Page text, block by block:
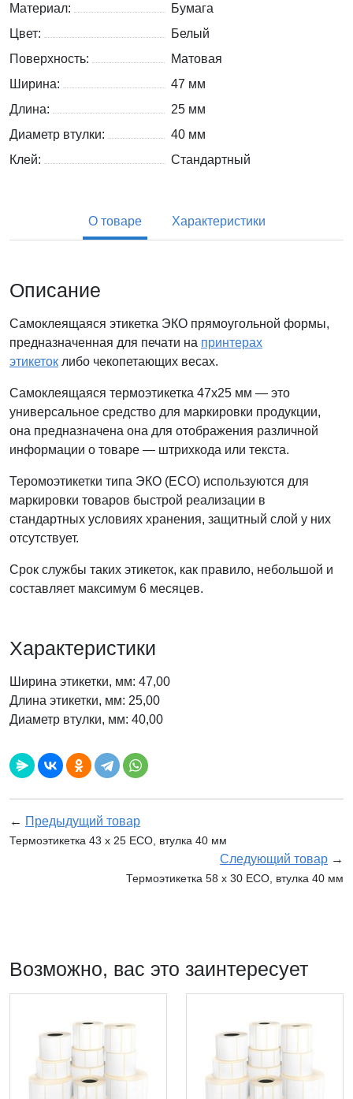
Материал:
Бумага
Цвет:
Белый
Поверхность:
Матовая
Ширина:
47 мм
Длина:
25 мм
Диаметр втулки:
40 мм
Клей:
Стандартный
О товаре Характеристики
Описание
Самоклеящаяся этикетка ЭКО прямоугольной формы,
предназначенная для печати на принтерах
этикеток либо чекопетающих весах.
Самоклеящаяся термоэтикетка 47x25 мм — это
универсальное средство для маркировки продукции,
она предназначена она для отображения различной
информации о товаре — штрихкода или текста.
Теромоэтикетки типа ЭКО (ECO) используются для
маркировки товаров быстрой реализации в
стандартных условиях хранения, защитный слой у них
отсутствует.
Срок службы таких этикеток, как правило, небольшой и
составляет максимум 6 месяцев.
Характеристики
Ширина этикетки, мм: 47,00
Длина этикетки, мм: 25,00
Диаметр втулки, мм: 40,00
← Предыдущий товар
Термоэтикетка 43 х 25 ECO, втулка 40 мм
Следующий товар →
Термоэтикетка 58 х 30 ECO, втулка 40 мм
Возможно, вас это заинтересует